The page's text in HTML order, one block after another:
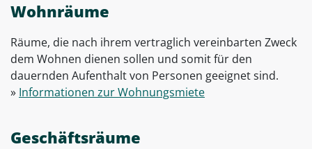
Wohnräume
Räume, die nach ihrem vertraglich vereinbarten Zweck
dem Wohnen dienen sollen und somit für den
dauernden Aufenthalt von Personen geeignet sind.
» Informationen zur Wohnungsmiete
Geschäftsräume